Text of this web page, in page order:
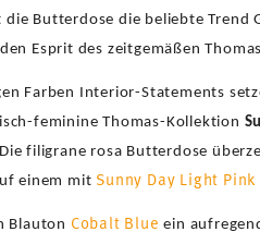
Butterdose die beliebte
Esprit des zeitgemäßen
Farben Interior-Statements
feminine Thomas-Kollektion
filigrane rosa Butterdose
einem mit Sunny Day Light Pink
Blauton Cobalt Blue ein